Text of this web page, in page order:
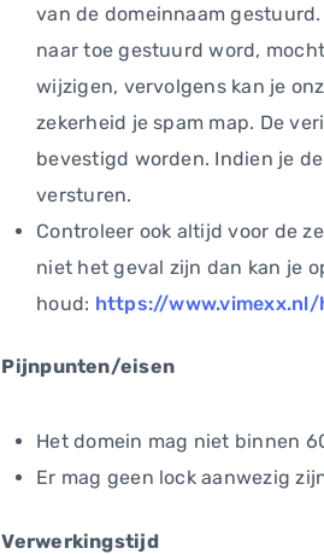
van de domeinnaam gestuurd.
naar toe gestuurd word,
wijzigen, vervolgens kan je
zekerheid je spam map. De
bevestigd worden. Indien je
versturen.
Controleer ook altijd voor de
niet het geval zijn dan kan je
houd: https://
Pijnpunten/eisen
Het domein mag niet binnen
Er mag geen lock aanwezig
Verwerkingstijd